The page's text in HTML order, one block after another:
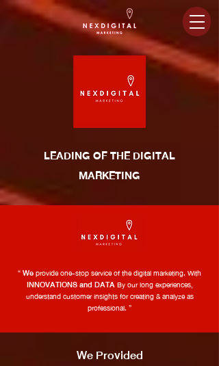
LEADING OF THE DIGITAL
MARKETING
“Weprovide one-stop service of the digital marketing. With
INNOVATIONS and DATABy our long experiences,
understand customer insights for creating & analyze as
professional. ”
We Provided